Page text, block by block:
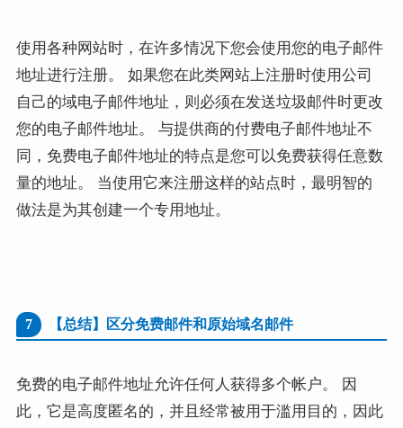
使用各种网站时，在许多情况下您会使用您的电子邮件
地址进行注册。 如果您在此类网站上注册时使用公司
自己的域电子邮件地址，则必须在发送垃圾邮件时更改
您的电子邮件地址。 与提供商的付费电子邮件地址不
同，免费电子邮件地址的特点是您可以免费获得任意数
量的地址。 当使用它来注册这样的站点时，最明智的
做法是为其创建一个专用地址。
7 【总结】区分免费邮件和原始域名邮件
免费的电子邮件地址允许任何人获得多个帐户。 因
此，它是高度匿名的，并且经常被用于滥用目的，因此